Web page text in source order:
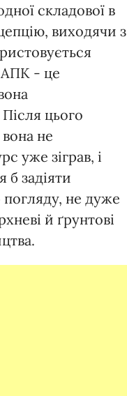
складової в
виходячи з
АПК - це
цього
не
уже зіграв, і
задіяти
погляду, не дуже
й ґрунтові